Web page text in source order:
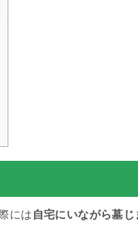
には 自宅にいながら墓